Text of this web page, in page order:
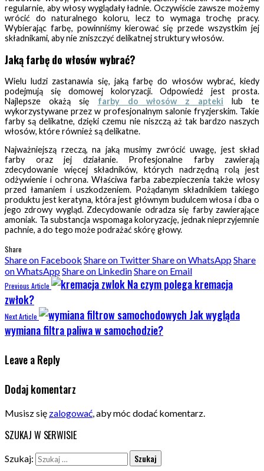
regularnie, aby włosy wyglądały ładnie. Oczywiście zawsze możemy
wrócić do naturalnego koloru, lecz to wymaga trochę pracy.
Wybierając farbę, powinniśmy kierować się przede wszystkim jej
składnikami, aby nie zniszczyć delikatnej struktury włosów.
Jaką farbę do włosów wybrać?
Wielu ludzi zastanawia się, jaką farbę do włosów wybrać, kiedy
podejmują się domowej koloryzacji. Odpowiedź jest prosta.
Najlepsze okażą się farby do włosów z apteki lub te
wykorzystywane przez w profesjonalnym salonie fryzjerskim. Takie
farby są delikatne, dzięki czemu nie niszczą aż tak bardzo naszych
włosów, które również są delikatne.
Najważniejszą rzeczą, na jaką musimy zwrócić uwagę, jest skład
farby oraz jej działanie. Profesjonalne farby zawierają
zdecydowanie więcej składników, których nadrzędną rolą jest
odżywienie i ochrona. Właściwa farba zabezpieczenia także włosy
przed łamaniem i uszkodzeniem. Pożądanym składnikiem takiego
produktu jest keratyna, która jest głównym budulcem włosa i dba o
jego zdrowy wygląd. Zdecydowanie odradza się farby zawierające
amoniak. Ta substancja wspomaga koloryzację, jednak nieprzyjemnie
pachnie, a do tego może podrażać skórę głowy.
Share
Share on Facebook Share on TwitterShare on WhatsAppShare
on WhatsAppShare on LinkedinShare on Email
Previous Article
Na czym polega kremacja
zwłok?
Next Article
Jak wygląda
wymiana filtra paliwa w samochodzie?
Leave a Reply
Dodaj komentarz
Musisz się zalogować, aby móc dodać komentarz.
SZUKAJ W SERWISIE
Szukaj: